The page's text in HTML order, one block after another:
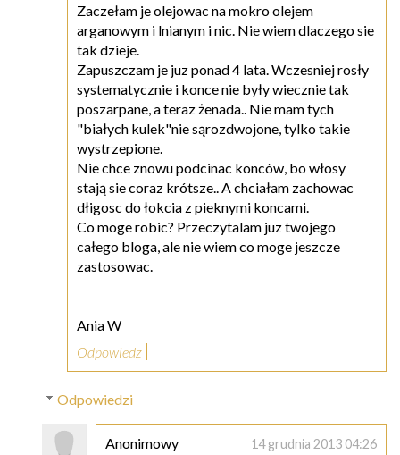
Zaczełam je olejowac na mokro olejem
arganowym i lnianym i nic. Nie wiem dlaczego sie
tak dzieje.
Zapuszczam je juz ponad 4 lata. Wczesniej rosły
systematycznie i konce nie były wiecznie tak
poszarpane, a teraz żenada.. Nie mam tych
"białych kulek"nie sąrozdwojone, tylko takie
wystrzepione.
Nie chce znowu podcinac konców, bo włosy
stają sie coraz krótsze.. A chciałam zachowac
dłigosc do łokcia z pieknymi koncami.
Co moge robic? Przeczytalam juz twojego
całego bloga, ale nie wiem co moge jeszcze
zastosowac.
Ania W
Odpowiedz
Odpowiedzi
Anonimowy 14 grudnia 2013 04:26